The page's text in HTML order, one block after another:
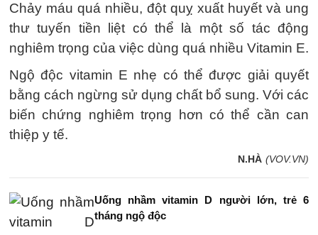
Chảy máu quá nhiều, đột quỵ xuất huyết và ung
thư tuyến tiền liệt có thể là một số tác động
nghiêm trọng của việc dùng quá nhiều Vitamin E.
Ngộ độc vitamin E nhẹ có thể được giải quyết
bằng cách ngừng sử dụng chất bổ sung. Với các
biến chứng nghiêm trọng hơn có thể cần can
thiệp y tế.
N.HÀ (VOV.VN)
Uống nhầm vitamin D người lớn, trẻ 6
tháng ngộ độc